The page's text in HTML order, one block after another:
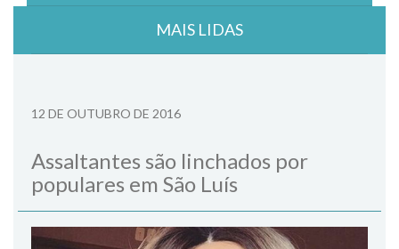
MAIS LIDAS
12 DE OUTUBRO DE 2016
Assaltantes são linchados por
populares em São Luís